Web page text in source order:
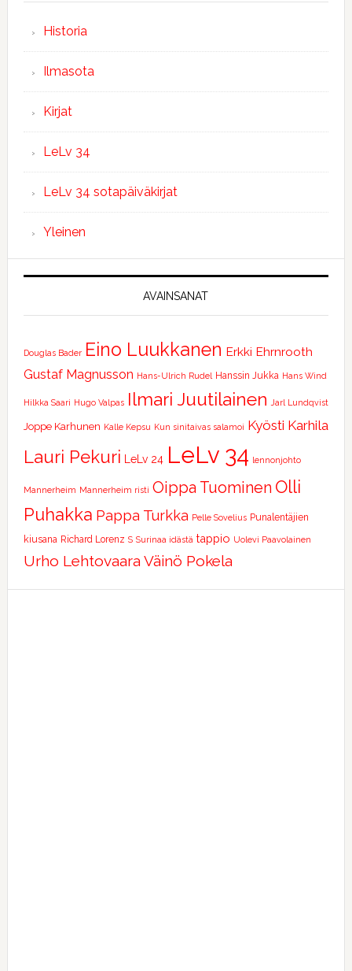
Historia
Ilmasota
Kirjat
LeLv 34
LeLv 34 sotapäiväkirjat
Yleinen
AVAINSANAT
Douglas Bader Eino Luukkanen Erkki Ehrnrooth
Gustaf Magnusson Hans-Ulrich Rudel Hanssin Jukka Hans Wind
Hilkka Saari Hugo Valpas Ilmari Juutilainen Jarl Lundqvist
Joppe Karhunen Kalle Kepsu Kun sinitaivas salamoi Kyösti Karhila
Lauri Pekuri LeLv 24 LeLv 34 lennonjohto
Mannerheim Mannerheim risti Oippa Tuominen Olli
Puhakka Pappa Turkka Pelle Sovelius Punalentäjien
kiusana Richard Lorenz S Surinaa idästä tappio Uolevi Paavolainen
Urho Lehtovaara Väinö Pokela